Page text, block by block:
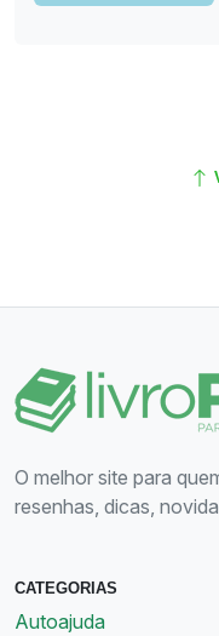
O melhor site para
resenhas, dicas,
CATEGORIAS
Autoajuda